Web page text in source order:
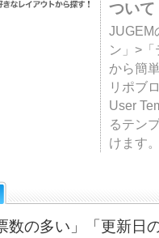
ついて
JUGEM
ン」>
から簡
リポブ
User
るテン
けます
数の多い」「更新日